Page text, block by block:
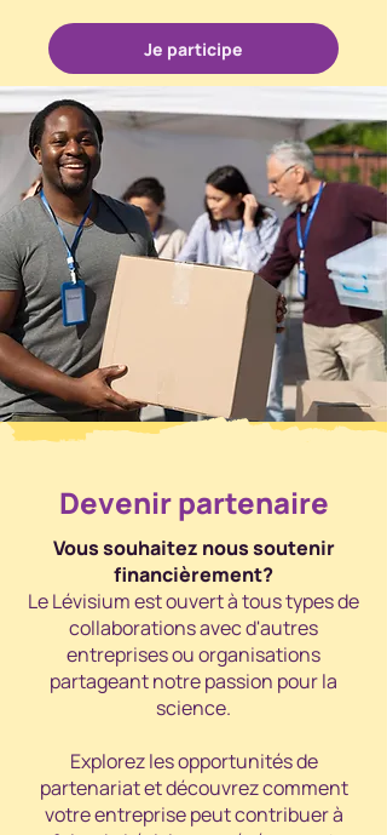
Je participe
Devenir partenaire
Vous souhaitez nous soutenir
financièrement?
Le Lévisium est ouvert à tous types de
collaborations avec d'autres
entreprises ou organisations
partageant notre passion pour la
science.
Explorez les opportunités de
partenariat et découvrez comment
votre entreprise peut contribuer à